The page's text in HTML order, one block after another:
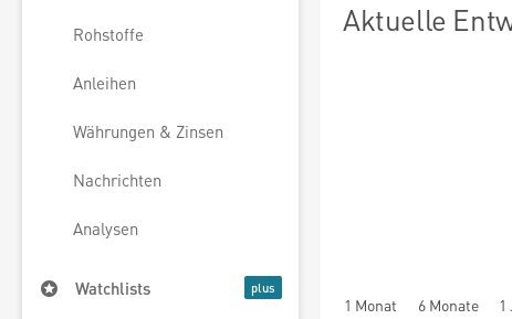
Rohstoffe
Anleihen
Währungen & Zinsen
Nachrichten
Analysen
Watchlists
Aktuelle
1 Monat 6 Monate 1